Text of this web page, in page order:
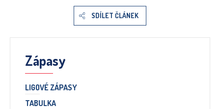
SDÍLET ČLÁNEK
Zápasy
LIGOVÉ ZÁPASY
TABULKA